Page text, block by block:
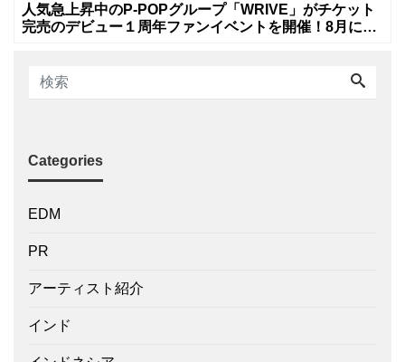
人気急上昇中のP-POPグループ「WRIVE」がチケット
完売のデビュー１周年ファンイベントを開催！8月に新
Categories
EDM
PR
アーティスト紹介
インド